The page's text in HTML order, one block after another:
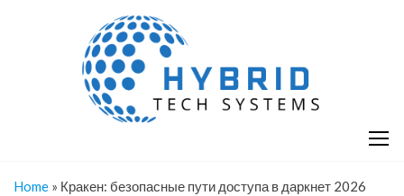
Home » Кракен: безопасные пути доступа в даркнет 2026